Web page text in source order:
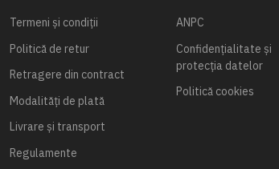
Termeni și condiții
Politică de retur
Retragere din contract
Modalități de plată
Livrare și transport
Regulamente
ANPC
Confidențialitate și
protecția datelor
Politică cookies